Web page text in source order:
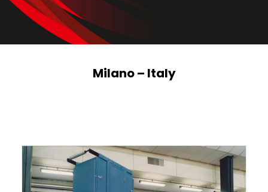
NEUIGKEITEN UND VERANSTALTUNGEN
DOWNLOAD
ITALIANO
Milano – Italy